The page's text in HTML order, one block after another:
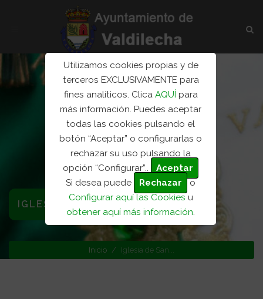
Utilizamos cookies propias y de
terceros EXCLUSIVAMENTE para
fines analíticos. Clica AQUÍ para
más información. Puedes aceptar
todas las cookies pulsando el
botón “Aceptar” o configurarlas o
rechazar su uso pulsando la
opción “Configurar”..
Aceptar
Si desea puede
Rechazar
o
Configurar aquí las Cookies u
obtener aquí más información
IGLESIA DE SAN MARTÍN OBISPO
Inicio Iglesia de San...